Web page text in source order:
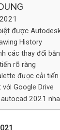
được
History
các thay đổi
rõ ràng
được cải
Google Drive
2021